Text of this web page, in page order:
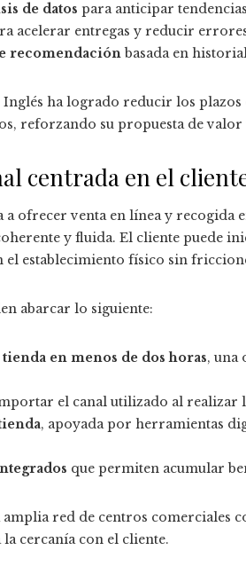
de datos para anticipar
acelerar entregas y reducir
recomendaciónbasada en
Inglés ha logrado reducir los
reforzando su propuesta de
centrada en el
ofrecer venta en línea y recogida
y fluida. El cliente puede
el establecimiento físico sin
abarcar lo siguiente:
en menos de dos horas, una
el canal utilizado al realizar
, apoyada por herramientas
que permiten acumular
red de centros comerciales
cercanía con el cliente.